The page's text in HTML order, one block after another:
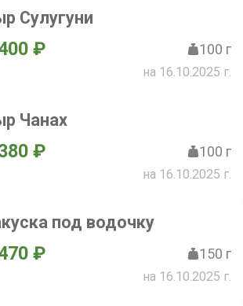
Сулугуни
₽ 100 г
на 16.10.2025 г.
Чанах
₽ 100 г
на 16.10.2025 г.
под водочку
₽ 150 г
на 16.10.2025 г.